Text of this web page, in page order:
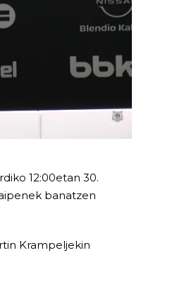
12:00etan 30.
banatzen
Krampeljekin